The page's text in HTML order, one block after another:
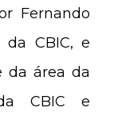
Fernando
da CBIC, e
da área da
CBIC e